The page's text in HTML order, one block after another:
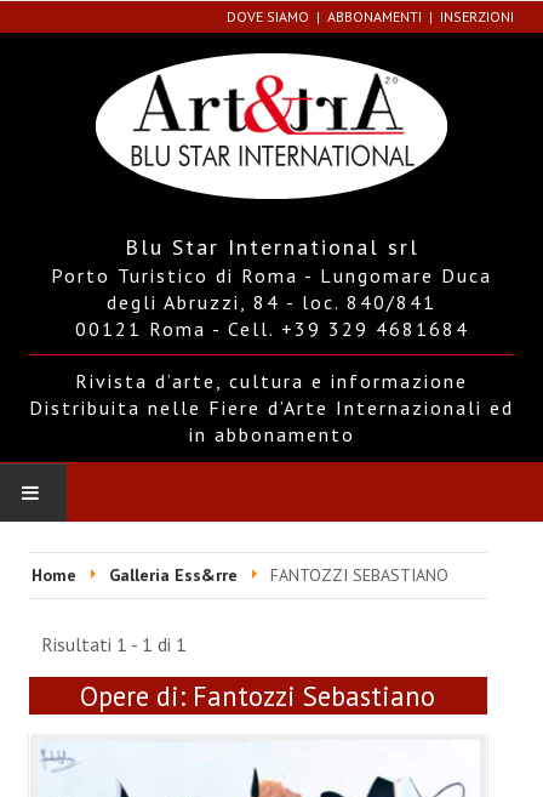
DOVE SIAMO ABBONAMENTI INSERZIONI
Blu Star International srl
Porto Turistico di Roma - Lungomare Duca
degli Abruzzi, 84 - loc. 840/841
00121 Roma - Cell. +39 329 4681684
Rivista d’arte, cultura e informazione
Distribuita nelle Fiere d’Arte Internazionali ed
in abbonamento
HOME
RIVISTA
LABORATORIO ACCA
Home Galleria Ess&rre FANTOZZI SEBASTIANO
Risultati 1 - 1 di 1
Opere di: Fantozzi Sebastiano